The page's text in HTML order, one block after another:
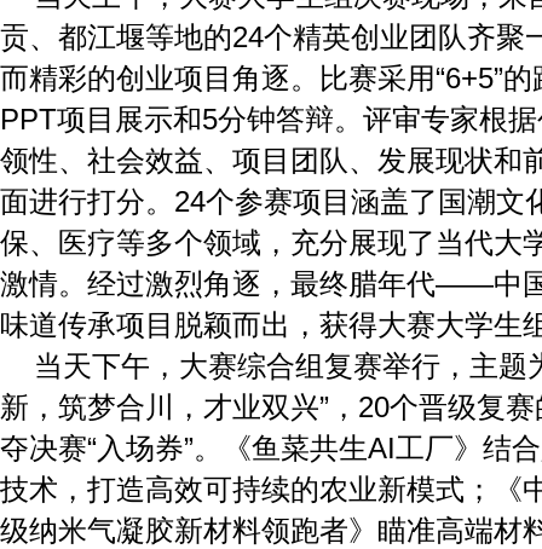
贡、都江堰等地的24个精英创业团队齐聚
而精彩的创业项目角逐。比赛采用“6+5”
PPT项目展示和5分钟答辩。评审专家根
领性、社会效益、项目团队、发展现状和
面进行打分。24个参赛项目涵盖了国潮文
保、医疗等多个领域，充分展现了当代大
激情。经过激烈角逐，最终腊年代——中
味道传承项目脱颖而出，获得大赛大学生
当天下午，大赛综合组复赛举行，主题
新，筑梦合川，才业双兴”，20个晋级复
夺决赛“入场券”。《鱼菜共生AI工厂》结
技术，打造高效可持续的农业新模式；
级纳米气凝胶新材料领跑者》瞄准高端材